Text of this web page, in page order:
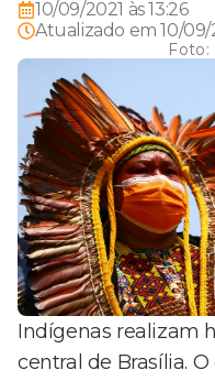
10/09/2021 às 13:26
Atualizado em10/09/
Foto:
Indígenas realizam
central de Brasília.